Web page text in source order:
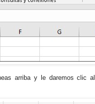
arriba y le daremos clic